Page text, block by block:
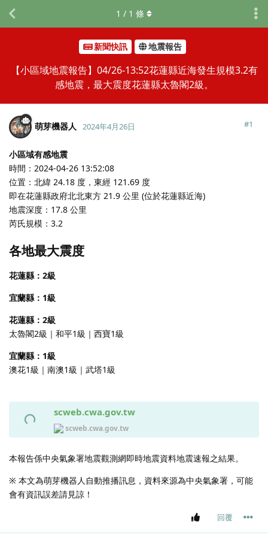
新聞快訊 地震報告
【小區域地震報告】04/26-13:52花蓮縣近海發生規模3.2有
感地震，最大震度花蓮縣太魯閣2級。
1 / 1 條
萌芽機器人 2024年4月26日 #1
小區域有感地震
時間：2024-04-26 13:52:08
位置：北緯 24.18 度，東經 121.69 度
即在花蓮縣政府北北東方 21.9 公里 (位於花蓮縣近海)
地震深度：17.8 公里
芮氏規模：3.2
各地最大震度
花蓮縣：2級
宜蘭縣：1級
花蓮縣：2級
太魯閣2級｜和平1級｜西寶1級
宜蘭縣：1級
澳花1級｜南澳1級｜武塔1級
scweb.cwa.gov.tw
scweb.cwa.gov.tw
本報告係中央氣象署地震觀測網即時地震資料地震速報之結果。
※ 本文為萌芽機器人自動推播訊息，資料來源為中央氣象署，可能
會有資訊誤差請見諒！
回覆